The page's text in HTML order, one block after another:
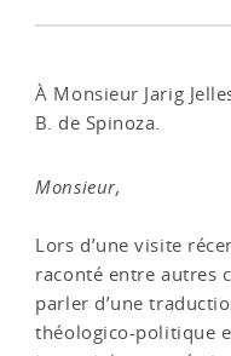
À Monsieur Jarig
B. de Spinoza.
Monsieur,
Lors d’une visite
raconté entre autres
parler d’une
théologico-politique